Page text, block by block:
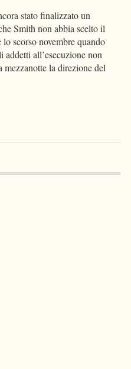
stato finalizzato un
Smith non abbia scelto il
scorso novembre quando
all’esecuzione non
la direzione del